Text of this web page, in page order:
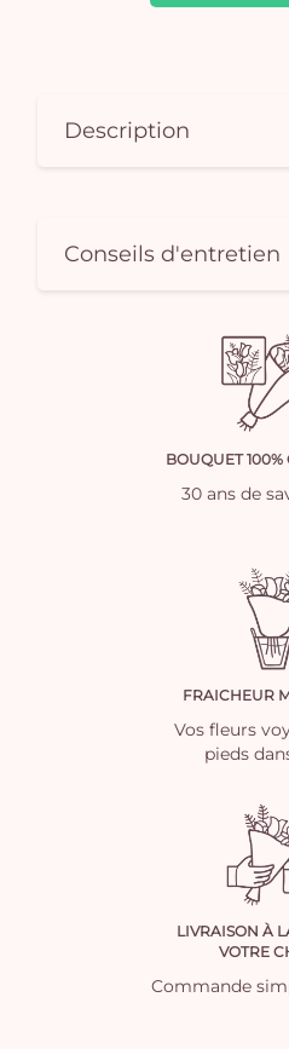
Description
Conseils d'entretien
BOUQUET
30 ans de
FRAICHEUR
Vos fleurs
pieds
LIVRAISON À
VOTRE
Commande